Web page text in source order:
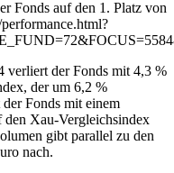
Fonds auf den 1. Platz von
verliert der Fonds mit 4,3 %
der um 6,2 %
Fonds mit einem
Xau-Vergleichsindex
gibt parallel zu den
nach.